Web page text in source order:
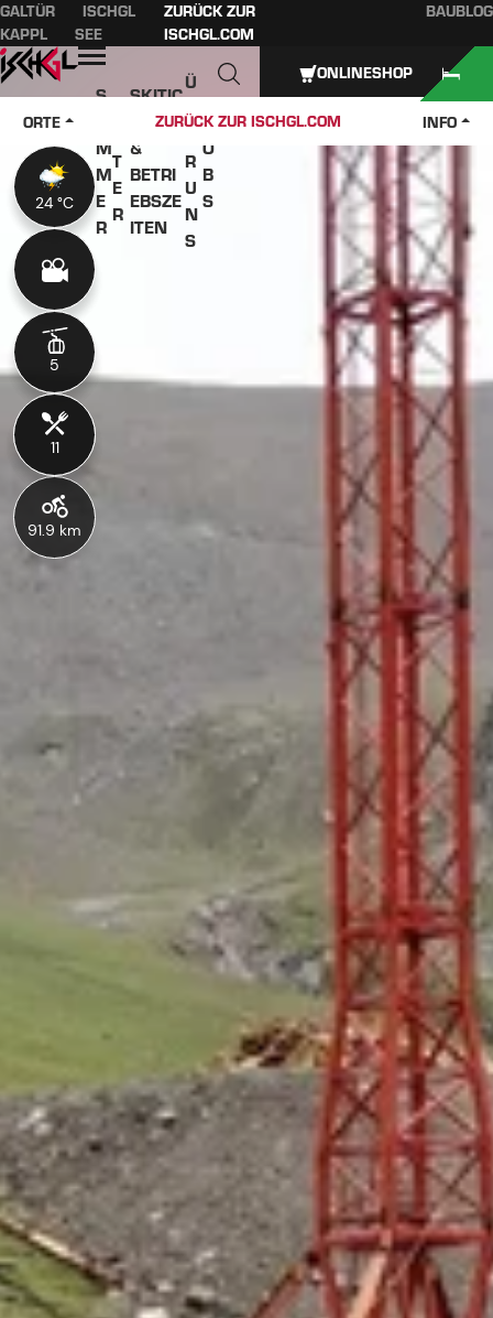
Hauptinhalt
Inhaltsverzeichnis
Hauptnavigation
Inhaltsverzeichnis
GALTÜR
ISCHGL
KAPPL
SEE
ZURÜCK ZUR
ISCHGL.COM
BAUBLOG
Öffnen
S
M
M
E
R
T
E
R
SKITIC
KETS
&
BETRI
EBSZE
ITEN
Ü
B
E
R
U
N
S
J
O
B
S
ORTE ZURÜCK ZUR ISCHGL.COM INFO
ONLINESHOP
24 °C
5
11
91.9 km
24 °C
5
11